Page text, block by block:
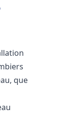
que